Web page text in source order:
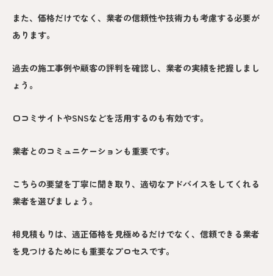
また、価格だけでなく、業者の信頼性や技術力も考慮する必要が
あります。
過去の施工事例や顧客の評判を確認し、業者の実績を把握しまし
ょう。
口コミサイトやSNSなどを活用するのも有効です。
業者とのコミュニケーションも重要です。
こちらの要望を丁寧に聞き取り、適切なアドバイスをしてくれる
業者を選びましょう。
相見積もりは、適正価格を見極めるだけでなく、信頼できる業者
を見つけるためにも重要なプロセスです。